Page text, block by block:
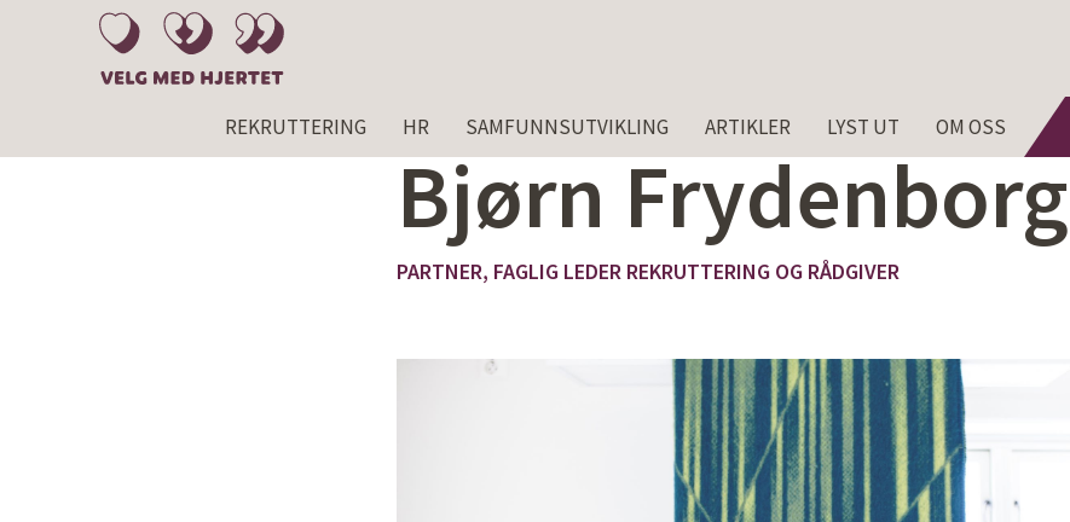
Bjørn Frydenborg
PARTNER, FAGLIG LEDER REKRUTTERING OG RÅDGIVER
REKRUTTERING HR SAMFUNNSUTVIKLING ARTIKLER LYST UT OM OSS